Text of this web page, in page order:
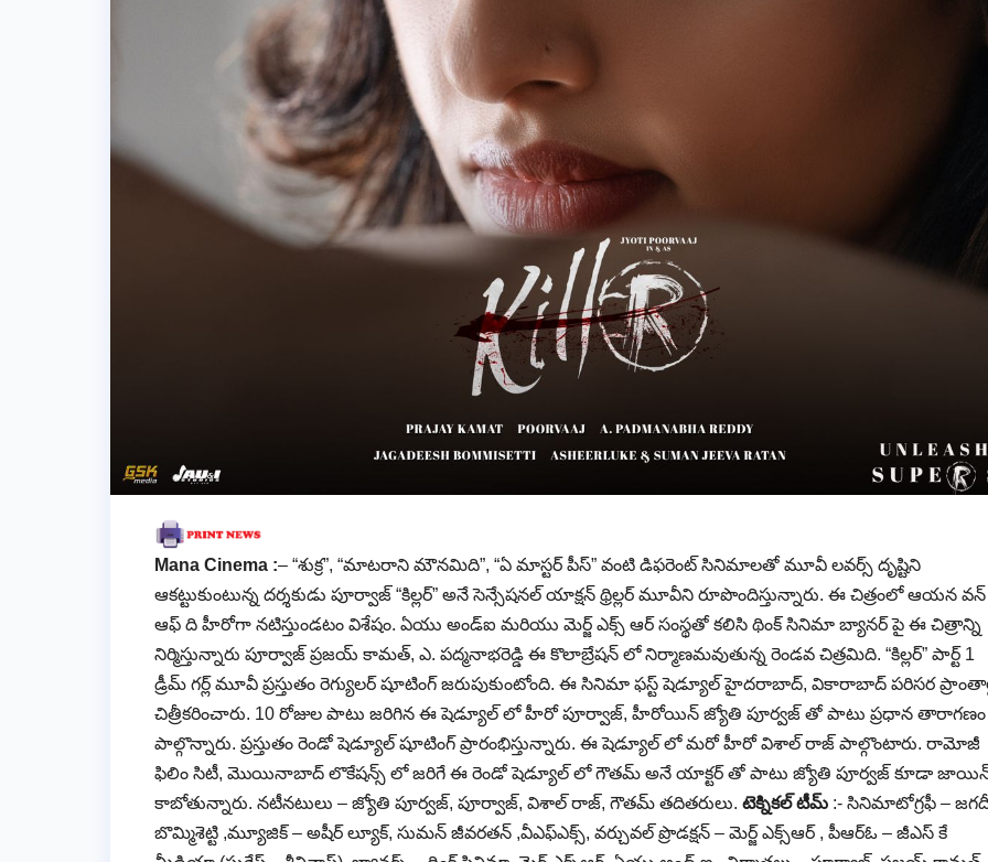
Mana Cinema :– “శుక్ర”, “మాటరాని మౌనమిది”, “ఏ మాస్టర్ పీస్” వంటి డిఫరెంట్ సినిమాలతో మూవీ లవర్స్ దృష్టిని
ఆకట్టుకుంటున్న దర్శకుడు పూర్వాజ్ “కిల్లర్” అనే సెన్సేషనల్ యాక్షన్ థ్రిల్లర్ మూవీని రూపొందిస్తున్నారు. ఈ చిత్రంలో ఆయన వన్
ఆఫ్ ది హీరోగా నటిస్తుండటం విశేషం. ఏయు అండ్ఐ మరియు మెర్జ్ ఎక్స్ ఆర్ సంస్థతో కలిసి థింక్ సినిమా బ్యానర్ పై ఈ చిత్రాన్ని
నిర్మిస్తున్నారు పూర్వాజ్ ప్రజయ్ కామత్, ఎ. పద్మనాభరెడ్డి ఈ కొలాబ్రేషన్ లో నిర్మాణమవుతున్న రెండవ చిత్రమిది. “కిల్లర్” పార్ట్ 1
డ్రీమ్ గర్ల్ మూవీ ప్రస్తుతం రెగ్యులర్ షూటింగ్ జరుపుకుంటోంది. ఈ సినిమా ఫస్ట్ షెడ్యూల్ హైదరాబాద్, వికారాబాద్ పరిసర
చిత్రీకరించారు. 10 రోజుల పాటు జరిగిన ఈ షెడ్యూల్ లో హీరో పూర్వాజ్, హీరోయిన్ జ్యోతి పూర్వజ్ తో పాటు ప్రధాన తారాగణం
పాల్గొన్నారు. ప్రస్తుతం రెండో షెడ్యూల్ షూటింగ్ ప్రారంభిస్తున్నారు. ఈ షెడ్యూల్ లో మరో హీరో విశాల్ రాజ్ పాల్గొంటారు. రామోజీ
ఫిలిం సిటీ, మొయినాబాద్ లొకేషన్స్ లో జరిగే ఈ రెండో షెడ్యూల్ లో గౌతమ్ అనే యాక్టర్ తో పాటు జ్యోతి పూర్వజ్ కూడా
కాబోతున్నారు. నటీనటులు – జ్యోతి పూర్వజ్, పూర్వాజ్, విశాల్ రాజ్, గౌతమ్ తదితరులు. టెక్నికల్ టీమ్ :- సినిమాటోగ్రఫీ –
బొమ్మిశెట్టి ,మ్యూజిక్ – అషీర్ ల్యూక్, సుమన్ జీవరతన్ ,వీఎఫ్ఎక్స్, వర్చువల్ ప్రొడక్షన్ – మెర్జ్ ఎక్స్ఆర్ , పీఆర్ఓ – జీఎస్ కే